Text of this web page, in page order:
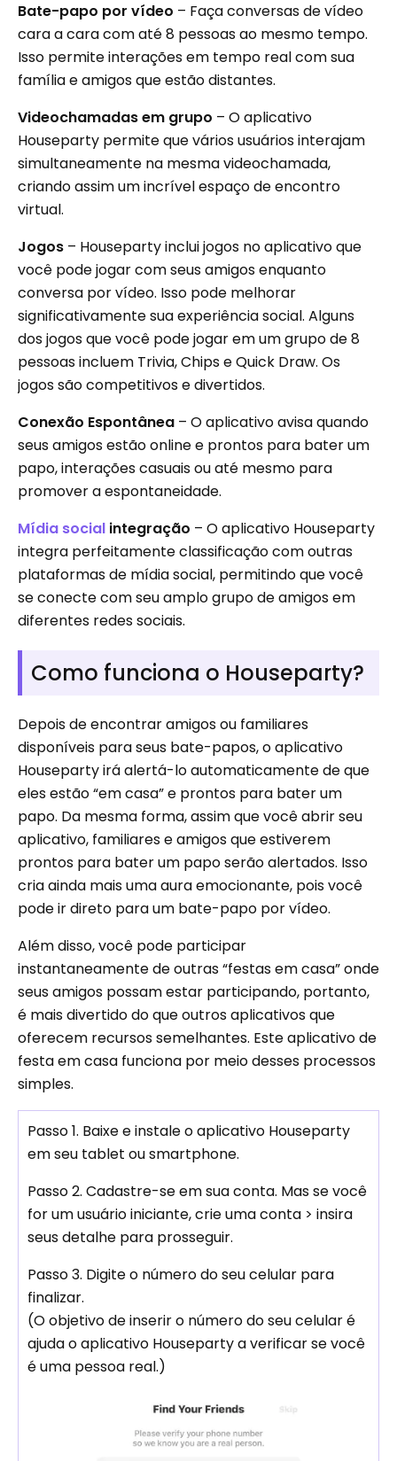
Bate-papo por vídeo – Faça conversas de vídeo
cara a cara com até 8 pessoas ao mesmo tempo.
Isso permite interações em tempo real com sua
família e amigos que estão distantes.
Videochamadas em grupo – O aplicativo
Houseparty permite que vários usuários interajam
simultaneamente na mesma videochamada,
criando assim um incrível espaço de encontro
virtual.
Jogos – Houseparty inclui jogos no aplicativo que
você pode jogar com seus amigos enquanto
conversa por vídeo. Isso pode melhorar
significativamente sua experiência social. Alguns
dos jogos que você pode jogar em um grupo de 8
pessoas incluem Trivia, Chips e Quick Draw. Os
jogos são competitivos e divertidos.
Conexão Espontânea – O aplicativo avisa quando
seus amigos estão online e prontos para bater um
papo, interações casuais ou até mesmo para
promover a espontaneidade.
Mídia social integração – O aplicativo Houseparty
integra perfeitamente classificação com outras
plataformas de mídia social, permitindo que você
se conecte com seu amplo grupo de amigos em
diferentes redes sociais.
Como funciona o Houseparty?
Depois de encontrar amigos ou familiares
disponíveis para seus bate-papos, o aplicativo
Houseparty irá alertá-lo automaticamente de que
eles estão “em casa” e prontos para bater um
papo. Da mesma forma, assim que você abrir seu
aplicativo, familiares e amigos que estiverem
prontos para bater um papo serão alertados. Isso
cria ainda mais uma aura emocionante, pois você
pode ir direto para um bate-papo por vídeo.
Além disso, você pode participar
instantaneamente de outras “festas em casa” onde
seus amigos possam estar participando, portanto,
é mais divertido do que outros aplicativos que
oferecem recursos semelhantes. Este aplicativo de
festa em casa funciona por meio desses processos
simples.
Passo 1. Baixe e instale o aplicativo Houseparty
em seu tablet ou smartphone.
Passo 2. Cadastre-se em sua conta. Mas se você
for um usuário iniciante, crie uma conta > insira
seus detalhe para prosseguir.
Passo 3. Digite o número do seu celular para
finalizar.
(O objetivo de inserir o número do seu celular é
ajuda o aplicativo Houseparty a verificar se você
é uma pessoa real.)